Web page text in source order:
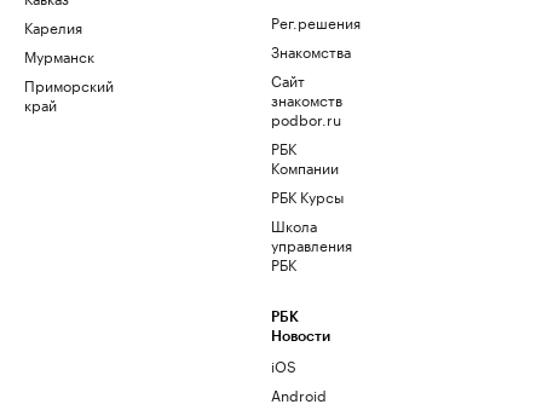
Карелия
Мурманск
Приморский
край
Рег.решения
Знакомства
Сайт
знакомств
podbor.ru
РБК
Компании
РБК Курсы
Школа
управления
РБК
РБК
Новости
iOS
Android